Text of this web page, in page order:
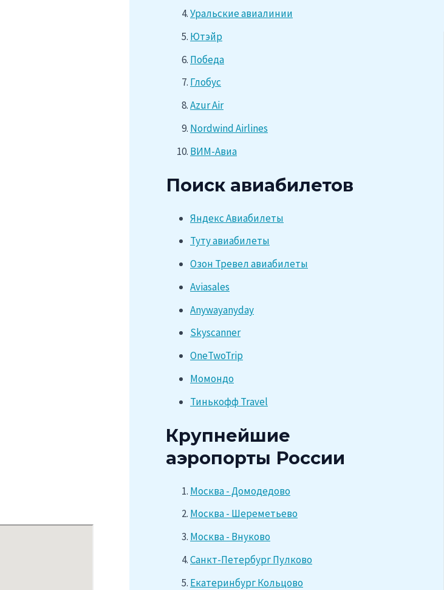
Уральские авиалинии
Ютэйр
Победа
Глобус
Azur Air
Nordwind Airlines
ВИМ-Авиа
Поиск авиабилетов
Яндекс Авиабилеты
Туту авиабилеты
Озон Тревел авиабилеты
Aviasales
Anywayanyday
Skyscanner
OneTwoTrip
Момондо
Тинькофф Travel
Крупнейшие
аэропорты России
Москва - Домодедово
Москва - Шереметьево
Москва - Внуково
Санкт-Петербург Пулково
Екатеринбург Кольцово